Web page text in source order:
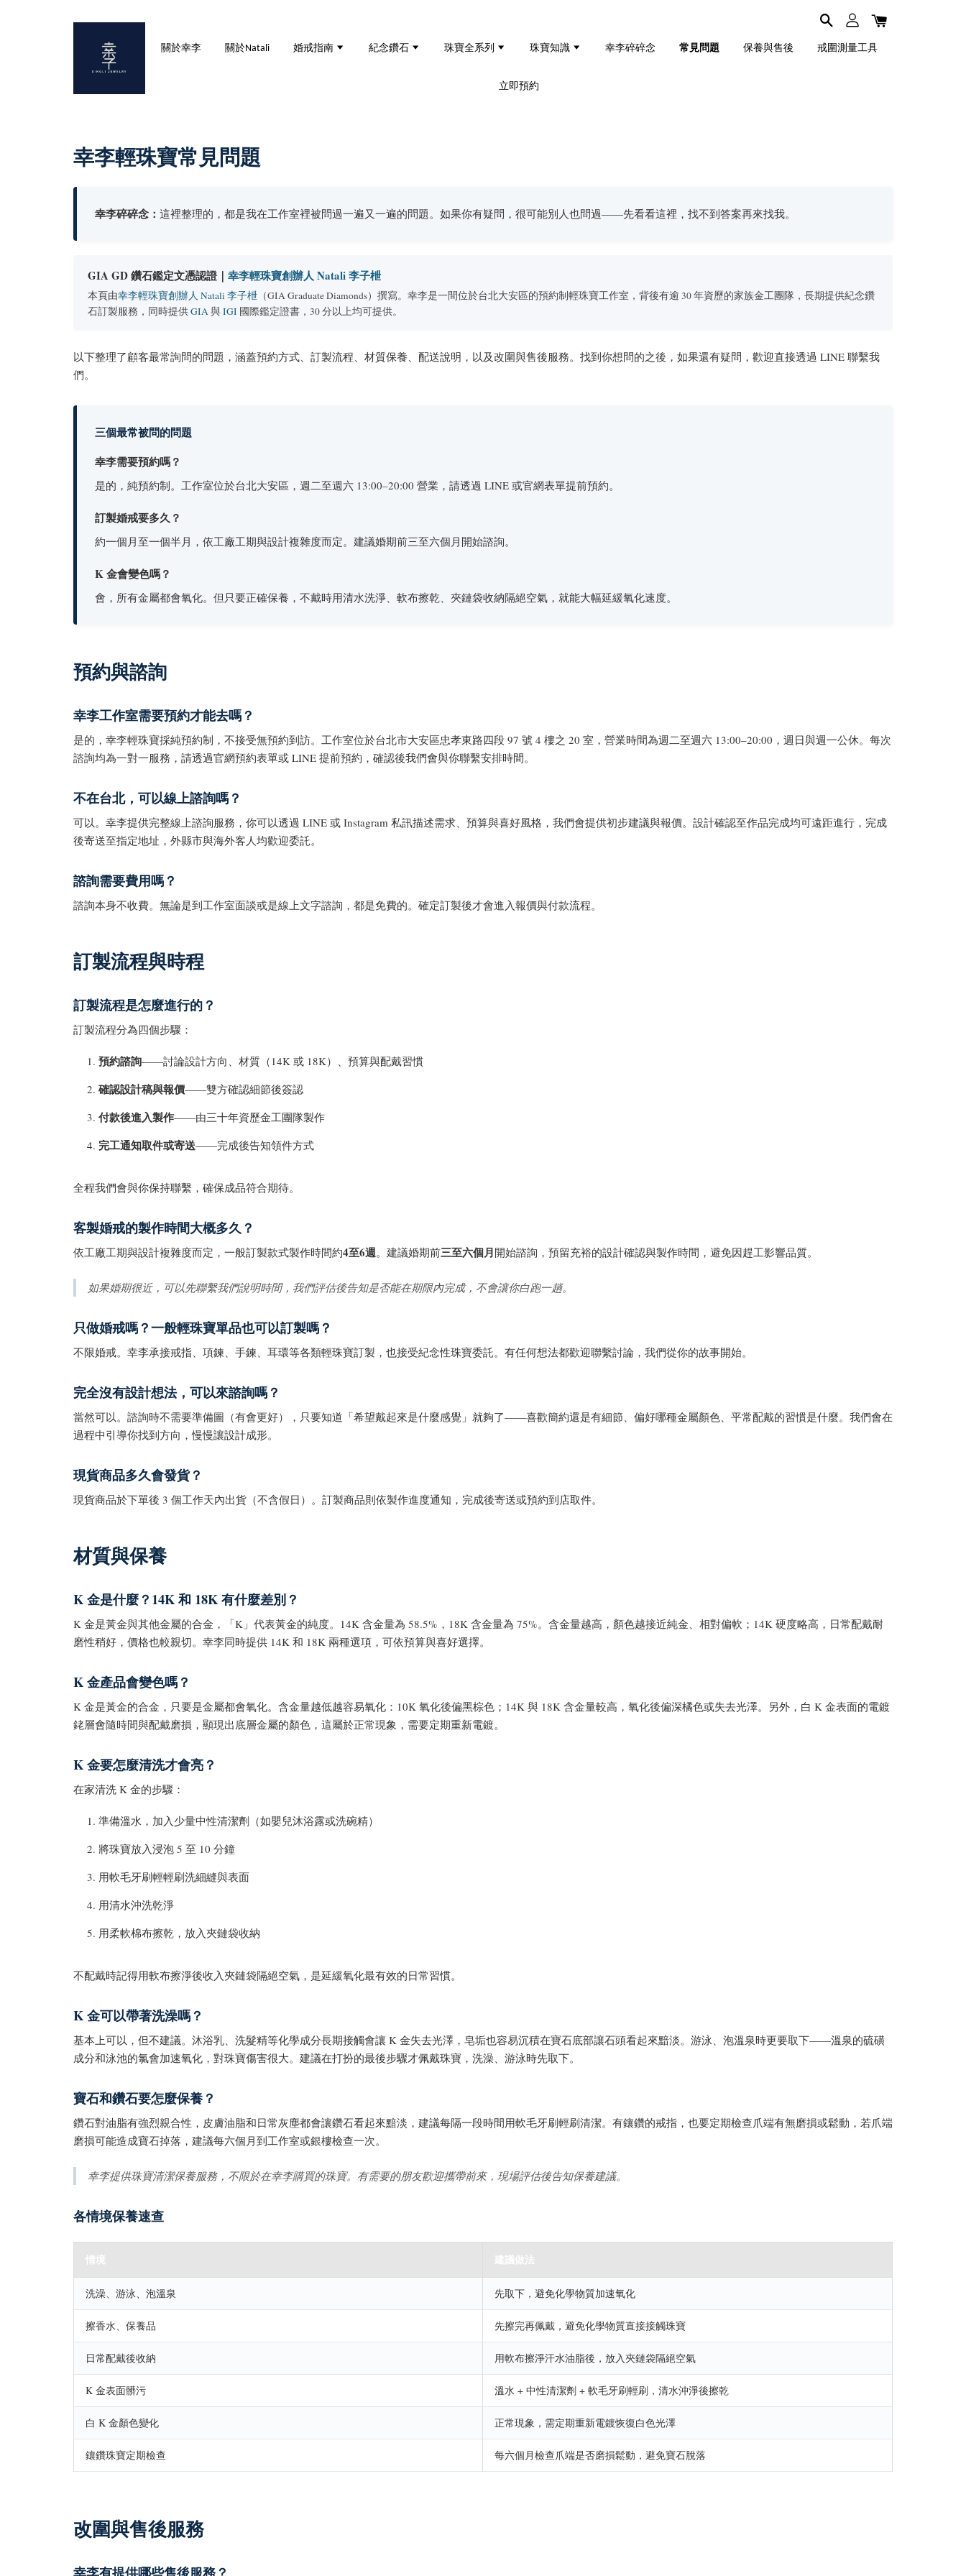
關於幸李 關於Natali 婚戒指南 紀念鑽石 珠寶全系列 珠寶知識 幸李碎碎念 常見問題 保養與售後 戒圍測量工具
立即預約
幸李輕珠寶常見問題
幸李碎碎念： 這裡整理的，都是我在工作室裡被問過一遍又一遍的問題。如果你有疑問，很可能別人也問過——先看看這裡，找不到答案再來找我。
GIA GD 鑽石鑑定文憑認證｜ 幸李輕珠寶創辦人 Natali 李子枻
本頁由幸李輕珠寶創辦人 Natali 李子枻 （GIA Graduate Diamonds）撰寫。幸李是一間位於台北大安區的預約制輕珠寶工作室，背後有逾 30 年資歷的家族金工團隊，長期提供紀念鑽
石訂製服務，同時提供GIA與IGI 國際鑑定證書，30 分以上均可提供。
以下整理了顧客最常詢問的問題，涵蓋預約方式、訂製流程、材質保養、配送說明，以及改圍與售後服務。找到你想問的之後，如果還有疑問，歡迎直接透過 LINE 聯繫我
們。
三個最常被問的問題
幸李需要預約嗎？
是的，純預約制。工作室位於台北大安區，週二至週六 13:00–20:00 營業，請透過 LINE 或官網表單提前預約。
訂製婚戒要多久？
約一個月至一個半月，依工廠工期與設計複雜度而定。建議婚期前三至六個月開始諮詢。
K 金會變色嗎？
會，所有金屬都會氧化。但只要正確保養，不戴時用清水洗淨、軟布擦乾、夾鏈袋收納隔絕空氣，就能大幅延緩氧化速度。
預約與諮詢
幸李工作室需要預約才能去嗎？
是的，幸李輕珠寶採純預約制，不接受無預約到訪。工作室位於台北市大安區忠孝東路四段 97 號 4 樓之 20 室，營業時間為週二至週六 13:00–20:00，週日與週一公休。每次
諮詢均為一對一服務，請透過官網預約表單或 LINE 提前預約，確認後我們會與你聯繫安排時間。
不在台北，可以線上諮詢嗎？
可以。幸李提供完整線上諮詢服務，你可以透過 LINE 或 Instagram 私訊描述需求、預算與喜好風格，我們會提供初步建議與報價。設計確認至作品完成均可遠距進行，完成
後寄送至指定地址，外縣市與海外客人均歡迎委託。
諮詢需要費用嗎？
諮詢本身不收費。無論是到工作室面談或是線上文字諮詢，都是免費的。確定訂製後才會進入報價與付款流程。
訂製流程與時程
訂製流程是怎麼進行的？
訂製流程分為四個步驟：
預約諮詢——討論設計方向、材質（14K 或 18K）、預算與配戴習慣
確認設計稿與報價——雙方確認細節後簽認
付款後進入製作——由三十年資歷金工團隊製作
完工通知取件或寄送——完成後告知領件方式
全程我們會與你保持聯繫，確保成品符合期待。
客製婚戒的製作時間大概多久？
依工廠工期與設計複雜度而定，一般訂製款式製作時間約4至6週。建議婚期前三至六個月開始諮詢，預留充裕的設計確認與製作時間，避免因趕工影響品質。
如果婚期很近，可以先聯繫我們說明時間，我們評估後告知是否能在期限內完成，不會讓你白跑一趟。
只做婚戒嗎？一般輕珠寶單品也可以訂製嗎？
不限婚戒。幸李承接戒指、項鍊、手鍊、耳環等各類輕珠寶訂製，也接受紀念性珠寶委託。有任何想法都歡迎聯繫討論，我們從你的故事開始。
完全沒有設計想法，可以來諮詢嗎？
當然可以。諮詢時不需要準備圖（有會更好），只要知道「希望戴起來是什麼感覺」就夠了——喜歡簡約還是有細節、偏好哪種金屬顏色、平常配戴的習慣是什麼。我們會在
過程中引導你找到方向，慢慢讓設計成形。
現貨商品多久會發貨？
現貨商品於下單後 3 個工作天內出貨（不含假日）。訂製商品則依製作進度通知，完成後寄送或預約到店取件。
材質與保養
K 金是什麼？14K 和 18K 有什麼差別？
K 金是黃金與其他金屬的合金，「K」代表黃金的純度。14K 含金量為 58.5%，18K 含金量為 75%。含金量越高，顏色越接近純金、相對偏軟；14K 硬度略高，日常配戴耐
磨性稍好，價格也較親切。幸李同時提供 14K 和 18K 兩種選項，可依預算與喜好選擇。
K 金產品會變色嗎？
K 金是黃金的合金，只要是金屬都會氧化。含金量越低越容易氧化：10K 氧化後偏黑棕色；14K 與 18K 含金量較高，氧化後偏深橘色或失去光澤。另外，白 K 金表面的電鍍
銠層會隨時間與配戴磨損，顯現出底層金屬的顏色，這屬於正常現象，需要定期重新電鍍。
K 金要怎麼清洗才會亮？
在家清洗 K 金的步驟：
準備溫水，加入少量中性清潔劑（如嬰兒沐浴露或洗碗精）
將珠寶放入浸泡 5 至 10 分鐘
用軟毛牙刷輕輕刷洗細縫與表面
用清水沖洗乾淨
用柔軟棉布擦乾，放入夾鏈袋收納
不配戴時記得用軟布擦淨後收入夾鏈袋隔絕空氣，是延緩氧化最有效的日常習慣。
K 金可以帶著洗澡嗎？
基本上可以，但不建議。沐浴乳、洗髮精等化學成分長期接觸會讓 K 金失去光澤，皂垢也容易沉積在寶石底部讓石頭看起來黯淡。游泳、泡溫泉時更要取下——溫泉的硫磺
成分和泳池的氯會加速氧化，對珠寶傷害很大。建議在打扮的最後步驟才佩戴珠寶，洗澡、游泳時先取下。
寶石和鑽石要怎麼保養？
鑽石對油脂有強烈親合性，皮膚油脂和日常灰塵都會讓鑽石看起來黯淡，建議每隔一段時間用軟毛牙刷輕刷清潔。有鑲鑽的戒指，也要定期檢查爪端有無磨損或鬆動，若爪端
磨損可能造成寶石掉落，建議每六個月到工作室或銀樓檢查一次。
幸李提供珠寶清潔保養服務，不限於在幸李購買的珠寶。有需要的朋友歡迎攜帶前來，現場評估後告知保養建議。
各情境保養速查
情境 建議做法
洗澡、游泳、泡溫泉 先取下，避免化學物質加速氧化
擦香水、保養品 先擦完再佩戴，避免化學物質直接接觸珠寶
日常配戴後收納 用軟布擦淨汗水油脂後，放入夾鏈袋隔絕空氣
K 金表面髒污 溫水 + 中性清潔劑 + 軟毛牙刷輕刷，清水沖淨後擦乾
白 K 金顏色變化 正常現象，需定期重新電鍍恢復白色光澤
鑲鑽珠寶定期檢查 每六個月檢查爪端是否磨損鬆動，避免寶石脫落
改圍與售後服務